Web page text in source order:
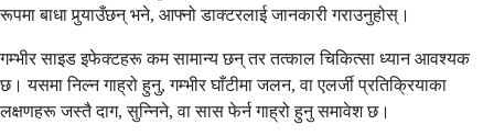
रूपमा बाधा पुर्‍याउँछन् भने, आफ्नो डाक्टरलाई जानकारी गराउनुहोस्।
गम्भीर साइड इफेक्टहरू कम सामान्य छन् तर तत्काल चिकित्सा ध्यान आवश्यक
छ। यसमा निल्न गाह्रो हुनु, गम्भीर घाँटीमा जलन, वा एलर्जी प्रतिक्रियाका
लक्षणहरू जस्तै दाग, सुन्निने, वा सास फेर्न गाह्रो हुनु समावेश छ।